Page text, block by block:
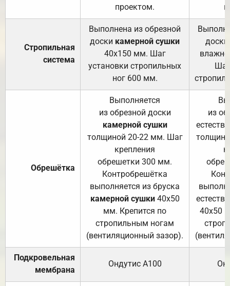
проектом.
Стропильная
система
Выполнена из обрезной
доски камерной сушки
40х150 мм. Шаг
установки стропильных
ног 600 мм.
доски
Обрешётка
Выполняется
из обрезной доски
камерной сушки
толщиной 20-22 мм. Шаг
крепления
обрешетки 300 мм.
Контробрешётка
выполняется из бруска
камерной сушки40х50
мм. Крепится по
стропильным ногам
(вентиляционный зазор).
из
40х50
Подкровельная
мембрана
Ондутис А100